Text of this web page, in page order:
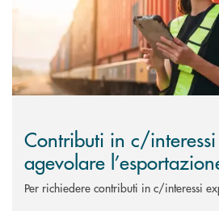
Contributi in c/
agevolare
Per richiedere contributi in c/interessi